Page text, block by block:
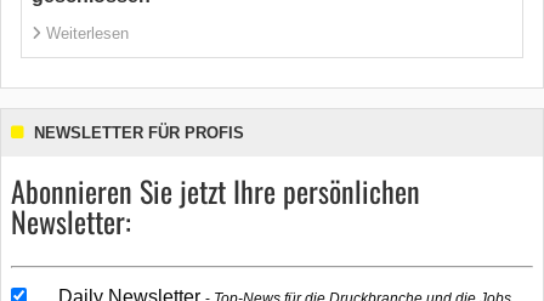
Weiterlesen
NEWSLETTER FÜR PROFIS
Abonnieren Sie jetzt Ihre persönlichen
Newsletter:
Daily Newsletter